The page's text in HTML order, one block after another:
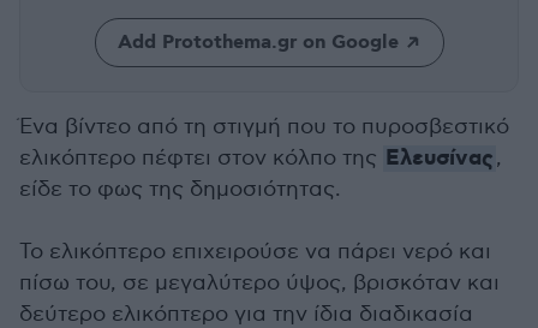
Add Protothema.gr on Google
Ένα βίντεο από τη στιγμή που το πυροσβεστικό
ελικόπτερο πέφτει στον κόλπο της Ελευσίνας,
είδε το φως της δημοσιότητας.
Το ελικόπτερο επιχειρούσε να πάρει νερό και
πίσω του, σε μεγαλύτερο ύψος, βρισκόταν και
δεύτερο ελικόπτερο για την ίδια διαδικασία